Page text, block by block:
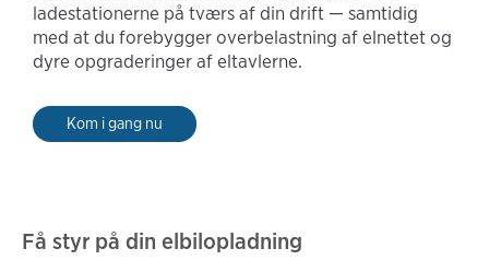
ladestationerne på tværs af din drift — samtidig
med at du forebygger overbelastning af elnettet og
dyre opgraderinger af eltavlerne.
Kom i gang nu
Få styr på din elbilopladning